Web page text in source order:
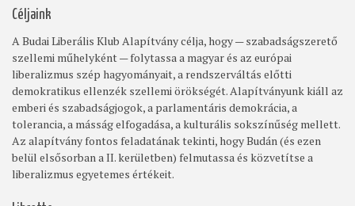
Céljaink
A Budai Liberális Klub Alapítvány célja, hogy — szabadságszerető
szellemi műhelyként — folytassa a magyar és az európai
liberalizmus szép hagyományait, a rendszerváltás előtti
demokratikus ellenzék szellemi örökségét. Alapítványunk kiáll az
emberi és szabadságjogok, a parlamentáris demokrácia, a
tolerancia, a másság elfogadása, a kulturális sokszínűség mellett.
Az alapítvány fontos feladatának tekinti, hogy Budán (és ezen
belül elsősorban a II. kerületben) felmutassa és közvetítse a
liberalizmus egyetemes értékeit.